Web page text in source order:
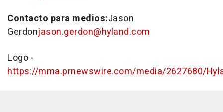
Contacto para medios:Jason
Gerdonjason.gerdon@hyland.com
Logo -
https://mma.prnewswire.com/media/2627680/